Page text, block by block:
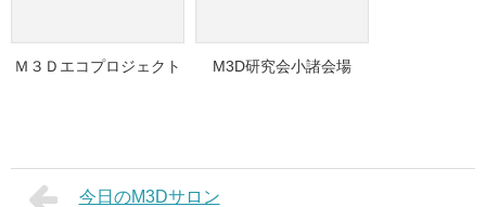
Ｍ３Ｄエコプロジェクト M3D研究会小諸会場
今日のM3Dサロン